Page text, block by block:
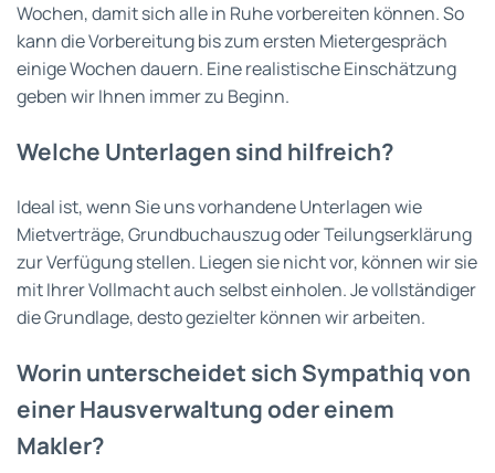
Wochen, damit sich alle in Ruhe vorbereiten können. So
kann die Vorbereitung bis zum ersten Mietergespräch
einige Wochen dauern. Eine realistische Einschätzung
geben wir Ihnen immer zu Beginn.
Welche Unterlagen sind hilfreich?
Ideal ist, wenn Sie uns vorhandene Unterlagen wie
Mietverträge, Grundbuchauszug oder Teilungserklärung
zur Verfügung stellen. Liegen sie nicht vor, können wir sie
mit Ihrer Vollmacht auch selbst einholen. Je vollständiger
die Grundlage, desto gezielter können wir arbeiten.
Worin unterscheidet sich Sympathiq von
einer Hausverwaltung oder einem
Makler?